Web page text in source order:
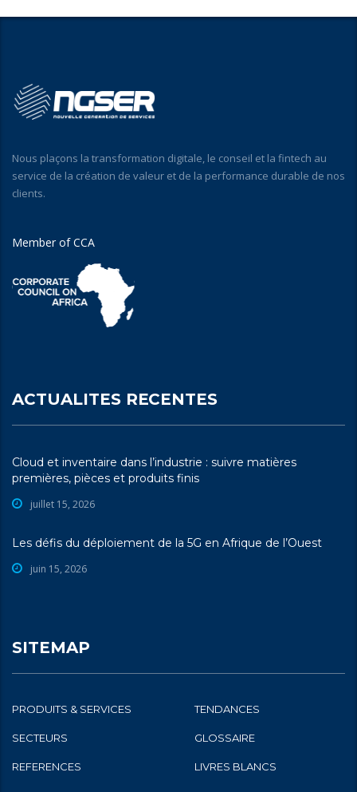
Nous plaçons la transformation digitale, le conseil et la fintech au
service de la création de valeur et de la performance durable de nos
clients.
Member of CCA
ACTUALITES RECENTES
Cloud et inventaire dans l’industrie : suivre matières
premières, pièces et produits finis
juillet 15, 2026
Les défis du déploiement de la 5G en Afrique de l’Ouest
juin 15, 2026
SITEMAP
PRODUITS & SERVICES TENDANCES
SECTEURS GLOSSAIRE
REFERENCES LIVRES BLANCS